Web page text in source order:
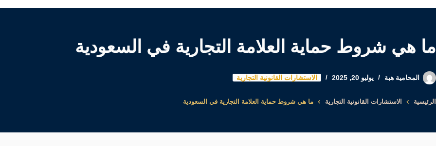
ما هي شروط حماية العلامة التجارية في السعودية
المحامية هبة يوليو 20, 2025 الاستشارات القانونية التجارية
الرئيسية الاستشارات القانونية التجارية ما هي شروط حماية العلامة التجارية في السعودية